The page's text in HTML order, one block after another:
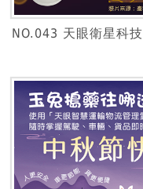
NO.043 天眼衛星科